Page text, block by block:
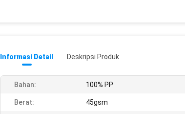
Informasi Detail Deskripsi Produk
Bahan: 100% PP
Berat: 45gsm